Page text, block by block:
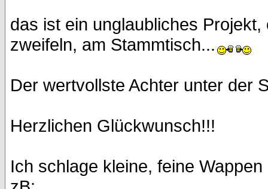
das ist ein unglaubliches
zweifeln, am Stammtisch...
Der wertvollste Achter unter der
Herzlichen Glückwunsch!!!
Ich schlage kleine, feine